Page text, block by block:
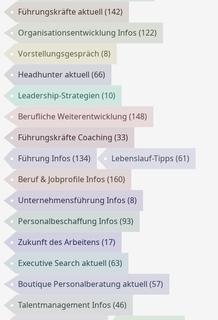
Führungskräfte aktuell(142)
Organisationsentwicklung Infos(122)
Vorstellungsgespräch(8)
Headhunter aktuell(66)
Leadership-Strategien(10)
Berufliche Weiterentwicklung(148)
Führungskräfte Coaching(33)
Führung Infos(134) Lebenslauf-Tipps(61)
Beruf & Jobprofile Infos(160)
Unternehmensführung Infos(8)
Personalbeschaffung Infos(93)
Zukunft des Arbeitens(17)
Executive Search aktuell(63)
Boutique Personalberatung aktuell(57)
Talentmanagement Infos(46)